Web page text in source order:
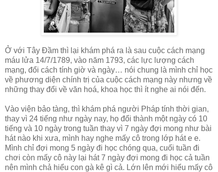
Ở với Tây Đầm thì lại khám phá ra là sau cuộc cách mạng
máu lửa 14/7/1789, vào năm 1793, các lực lượng cách
mạng, đổi cách tính giờ và ngày… nói chung là mình chỉ học
về phương diện chính trị của cuộc cách mạng này nhưng về
những thay đổi về văn hoá, khoa học thì ít nghe ai nói đến.
Vào viện bảo tàng, thì khám phá người Pháp tính thời gian,
thay vì 24 tiếng như ngày nay, họ đổi thành một ngày có 10
tiếng và 10 ngày trong tuần thay vì 7 ngày đợi mong như bài
hát nào khi xưa, mình hay nghe mấy cô trong lớp hát e e.
Mình chỉ đợi mong 5 ngày đi học chóng qua, cuối tuần đi
chơi còn mấy cô này lại hát 7 ngày đợi mong đi học cả tuần
nên mình chả hiểu con gà kê gì cả. Lớn lên mới hiểu mấy cô